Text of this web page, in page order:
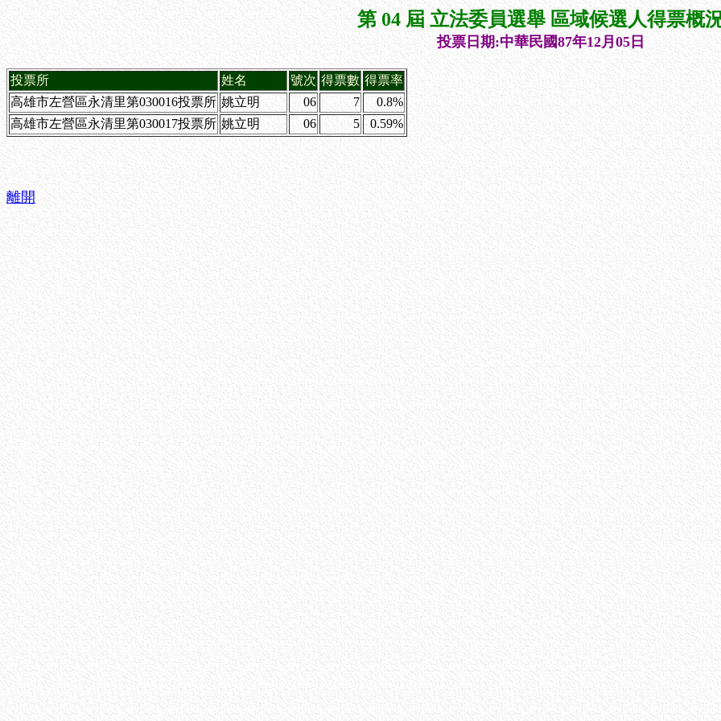
第 04 屆 立法委員選舉 區域候選人得票概
投票日期:中華民國87年12月05日
投票所 姓名 號次 得票數 得票率
高雄市左營區永清里第030016投票所 姚立明 06 7
0.8%
高雄市左營區永清里第030017投票所 姚立明 06 5 0.59%
離開